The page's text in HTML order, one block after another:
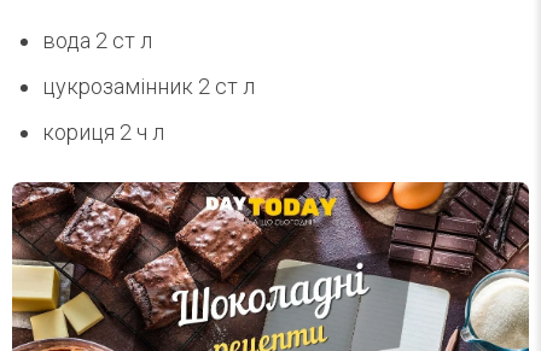
вода 2 ст л
цукрозамінник 2 ст л
кориця 2 ч л